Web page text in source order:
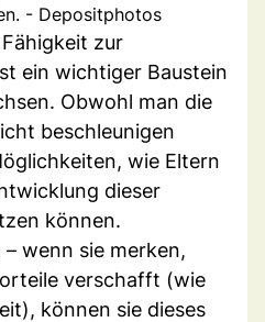
- Depositphotos
zur
ein wichtiger Baustein
Obwohl man die
beschleunigen
wie Eltern
dieser
können.
wenn sie merken,
verschafft (wie
können sie dieses